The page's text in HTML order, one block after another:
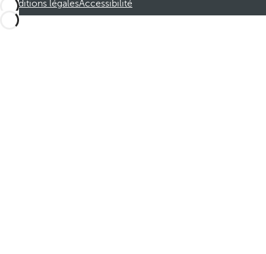
Conditions légalesAccessibilité